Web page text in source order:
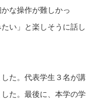
な操作が難しかっ
い」と楽しそうに話し
た。代表学生３名が講
た。最後に、本学の学